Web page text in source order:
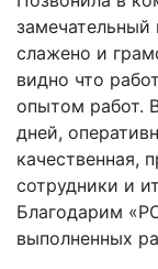
замечательный
слажено и
видно что
опытом работ.
дней,
качественная,
сотрудники и
Благодарим
выполненных